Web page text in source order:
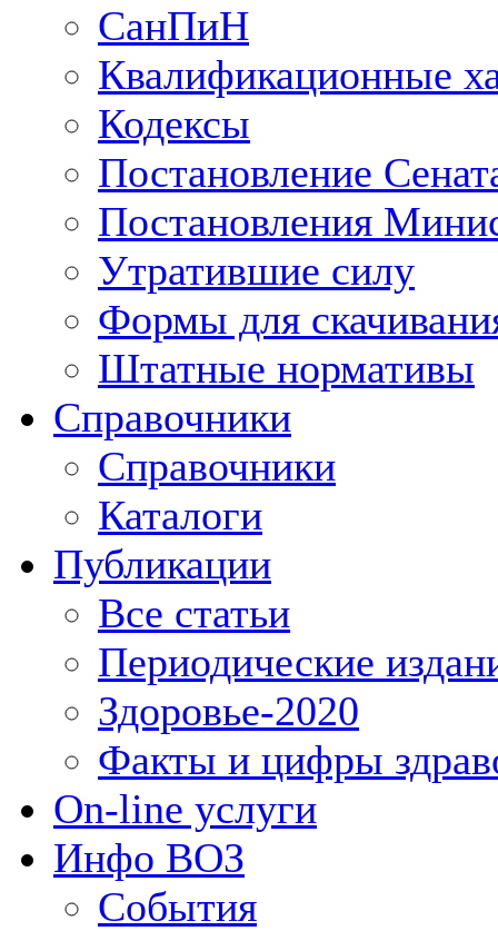
СанПиН
Квалификационные
Кодексы
Постановление
Постановления
Утратившие силу
Формы для
Штатные нормативы
Справочники
Справочники
Каталоги
Публикации
Все статьи
Периодические
Здоровье-2020
Факты и цифры
On-line услуги
Инфо ВОЗ
События